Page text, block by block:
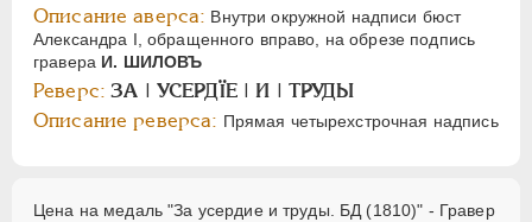
Описание аверса: Внутри окружной надписи бюст
Александра I, обращенного вправо, на обрезе подпись
гравера И. ШИЛОВЪ
Реверс: ЗА | УСЕРДÏЕ | И | ТРУДЫ
Описание реверса: Прямая четырехстрочная надпись
Цена на медаль "За усердие и труды. БД (1810)" - Гравер